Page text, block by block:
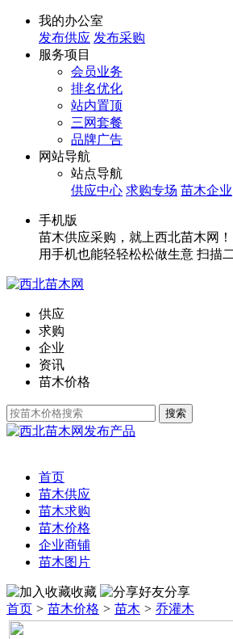
我的办公室
发布供应 发布采购
服务项目
会员业务
排名优化
站内置顶
三网套餐
品牌广告
网站导航
站点导航
供应中心 求购专场 苗木企业
手机版
苗木供应采购，就上西北苗木网！
用手机也能轻轻松松做生意 扫描
供应
求购
企业
资讯
苗木价格
发布产品
首页
苗木供应
苗木求购
苗木价格
企业商铺
苗木图片
收藏
分享
首页 > 苗木价格 > 苗木 > 乔灌木